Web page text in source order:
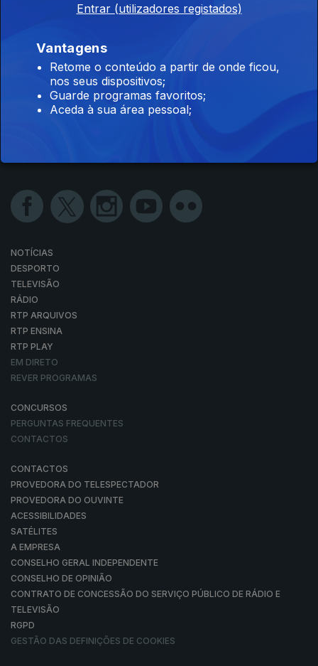
Disponível para iOS, Android, Apple TV, Android TV e
NOTÍCIAS
DESPORTO
TELEVISÃO
RÁDIO
RTP ARQUIVOS
RTP ENSINA
RTP PLAY
EM DIRETO
REVER PROGRAMAS
CONCURSOS
PERGUNTAS FREQUENTES
CONTACTOS
CONTACTOS
PROVEDORA DO TELESPECTADOR
PROVEDORA DO OUVINTE
ACESSIBILIDADES
SATÉLITES
A EMPRESA
CONSELHO GERAL INDEPENDENTE
CONSELHO DE OPINIÃO
CONTRATO DE CONCESSÃO DO SERVIÇO PÚBLICO DE RÁDIO E
TELEVISÃO
RGPD
GESTÃO DAS DEFINIÇÕES DE COOKIES
Entrar (utilizadores registados)
Vantagens
Retome o conteúdo a partir de onde ficou,
nos seus dispositivos;
Guarde programas favoritos;
Aceda à sua área pessoal;